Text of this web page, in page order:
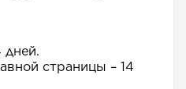
дней.
страницы – 14